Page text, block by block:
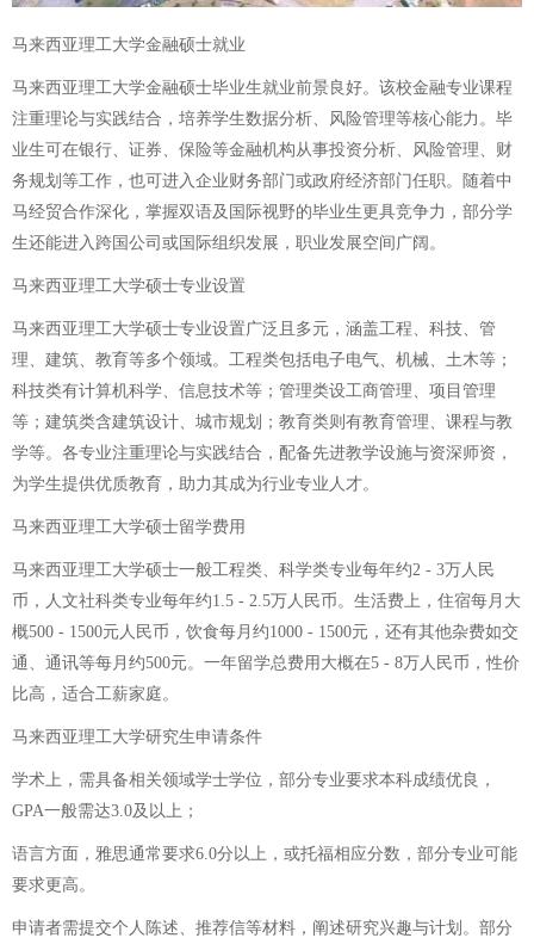
马来西亚理工大学金融硕士就业
马来西亚理工大学金融硕士毕业生就业前景良好。该校金融专业课程
注重理论与实践结合，培养学生数据分析、风险管理等核心能力。毕
业生可在银行、证券、保险等金融机构从事投资分析、风险管理、财
务规划等工作，也可进入企业财务部门或政府经济部门任职。随着中
马经贸合作深化，掌握双语及国际视野的毕业生更具竞争力，部分学
生还能进入跨国公司或国际组织发展，职业发展空间广阔。
马来西亚理工大学硕士专业设置
马来西亚理工大学硕士专业设置广泛且多元，涵盖工程、科技、管
理、建筑、教育等多个领域。工程类包括电子电气、机械、土木等；
科技类有计算机科学、信息技术等；管理类设工商管理、项目管理
等；建筑类含建筑设计、城市规划；教育类则有教育管理、课程与教
学等。各专业注重理论与实践结合，配备先进教学设施与资深师资，
为学生提供优质教育，助力其成为行业专业人才。
马来西亚理工大学硕士留学费用
马来西亚理工大学硕士一般工程类、科学类专业每年约2 - 3万人民
币，人文社科类专业每年约1.5 - 2.5万人民币。生活费上，住宿每月大
概500 - 1500元人民币，饮食每月约1000 - 1500元，还有其他杂费如交
通、通讯等每月约500元。一年留学总费用大概在5 - 8万人民币，性价
比高，适合工薪家庭。
马来西亚理工大学研究生申请条件
学术上，需具备相关领域学士学位，部分专业要求本科成绩优良，
GPA一般需达3.0及以上；
语言方面，雅思通常要求6.0分以上，或托福相应分数，部分专业可能
要求更高。
申请者需提交个人陈述、推荐信等材料，阐述研究兴趣与计划。部分